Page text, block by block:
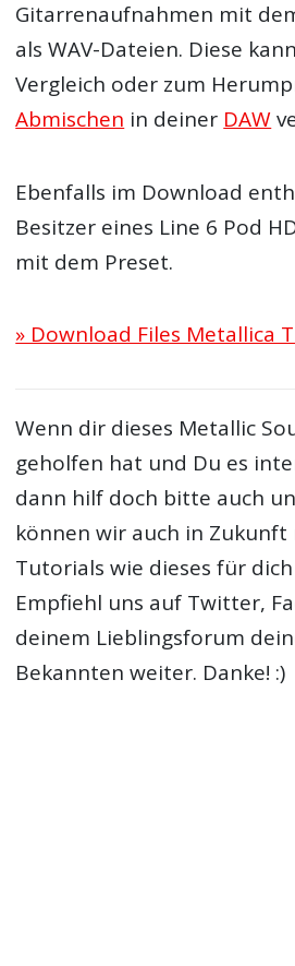
Gitarrenaufnahmen mit
als WAV-Dateien. Diese
Vergleich oder zum
Abmischen in deiner DAW
Ebenfalls im Download
Besitzer eines Line 6 Pod
mit dem Preset.
» Download Files Metallica
Wenn dir dieses Metallic
geholfen hat und Du es
dann hilf doch bitte auch
können wir auch in
Tutorials wie dieses für
Empfiehl uns auf Twitter,
deinem Lieblingsforum
Bekannten weiter. Danke! :)